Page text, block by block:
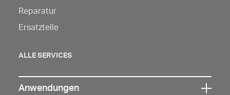
die
Reparatur
Ersatzteile
ALLE SERVICES
Anwendungen